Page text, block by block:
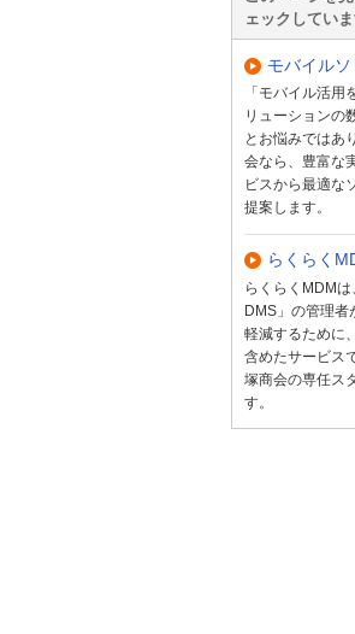
ェックしてい
モバイル
「モバイル活用
リューションの
とお悩みではあ
会なら、豊富な
ビスから最適な
提案します。
らくらく
らくらくMDM
DMS」の管理者
軽減するために
含めたサービス
塚商会の専任ス
す。